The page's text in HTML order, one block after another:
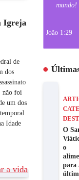
Igreja
de
dos
não foi
um dos
Idade
mundo!
João 1:29
O
o
para